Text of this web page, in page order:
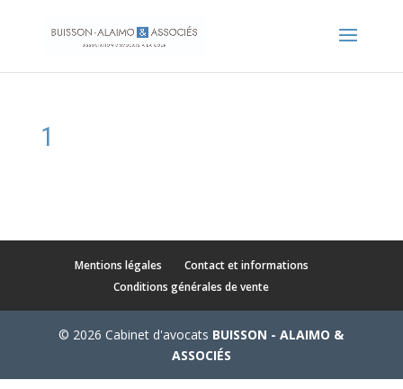
1
Mentions légales
Contact et informations
Conditions générales de vente
© 2026 Cabinet d'avocats BUISSON - ALAIMO &
ASSOCIÉS